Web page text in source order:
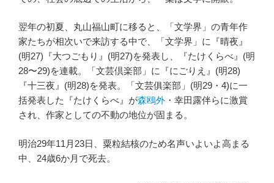
翌年の初夏、丸山福山町に移ると、「文学界」の青年作
家たちが相次いで来訪する中で、「文学界」に『晴夜』
(明27)『大つごもり』(明27)を発表し、『たけくらべ』(明
28〜29)を連載。「文芸倶楽部」に『にごりえ』(明28)
『十三夜』(明28)を発表。「文芸俱楽部」(明29・4)に一
括発表した『たけくらべ』が森鴎外 ・幸田露伴らに激賞
され、作家としての不動の地位が固まる。
明治29年11月23日、粟粒結核のため名声いよいよ高まる
中、24歳6か月で死去。